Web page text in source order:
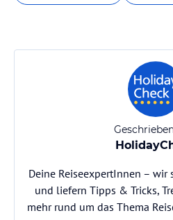
Deine ReiseexpertInnen –
und liefern Tipps & Tricks,
mehr rund um das Thema